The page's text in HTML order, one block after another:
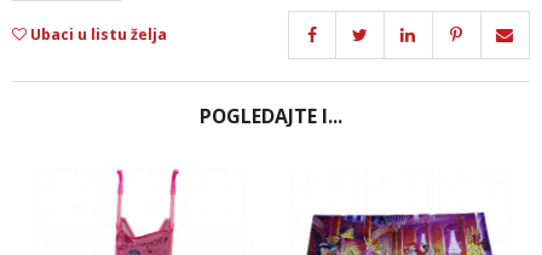
Ubaci u listu želja
POGLEDAJTE I...